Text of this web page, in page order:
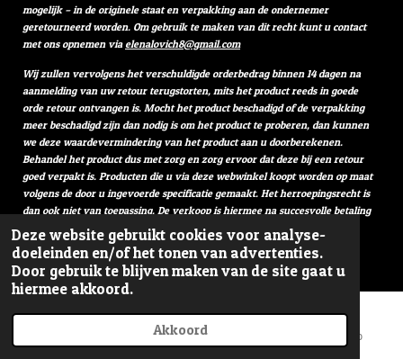
Deze website gebruikt cookies voor analyse-
doeleinden en/of het tonen van advertenties.
Door gebruik te blijven maken van de site gaat u
hiermee akkoord.
Akkoord
mogelijk – in de originele staat en verpakking aan de ondernemer
geretourneerd worden. Om gebruik te maken van dit recht kunt u contact
met ons opnemen via elenalovich8@gmail.com
Wij zullen vervolgens het verschuldigde orderbedrag binnen 14 dagen na
aanmelding van uw retour terugstorten, mits het product reeds in goede
orde retour ontvangen is. Mocht het product beschadigd of de verpakking
meer beschadigd zijn dan nodig is om het product te proberen, dan kunnen
we deze waardevermindering van het product aan u doorberekenen.
Behandel het product dus met zorg en zorg ervoor dat deze bij een retour
goed verpakt is. Producten die u via deze webwinkel koopt worden op maat
volgens de door u ingevoerde specificatie gemaakt. Het herroepingsrecht is
dan ook niet van toepassing. De verkoop is hiermee na succesvolle betaling
© 2019 - 2026 Lovich Art
Powered byJouwWeb
Telefoonnummer WhatsApp